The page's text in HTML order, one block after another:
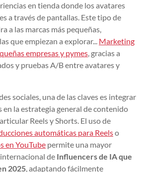
en tienda donde los avatares
a través de pantallas. Este tipo de
a las marcas más pequeñas,
que empiezan a explorar... Marketing
empresas y pymes, gracias a
y pruebas A/B entre avatares y
sociales, una de las claves es integrar
la estrategia general de contenido
Reels y Shorts. El uso de
automáticas para Reelso
en YouTube permite una mayor
de Influencers de IA que
2025, adaptando fácilmente